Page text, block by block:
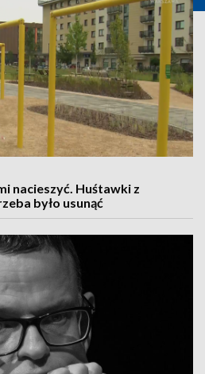
nacieszyć. Huśtawki z
było usunąć